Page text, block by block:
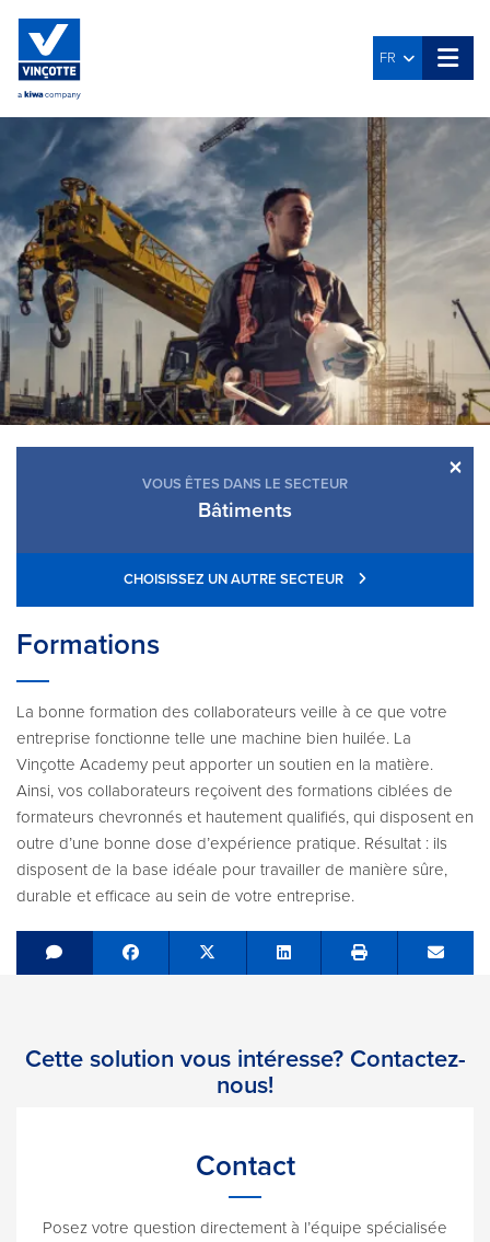
FR
×
VOUS ÊTES DANS LE SECTEUR
Bâtiments
CHOISISSEZ UN AUTRE SECTEUR
Formations
La bonne formation des collaborateurs veille à ce que votre
entreprise fonctionne telle une machine bien huilée. La
Vinçotte Academy peut apporter un soutien en la matière.
Ainsi, vos collaborateurs reçoivent des formations ciblées de
formateurs chevronnés et hautement qualifiés, qui disposent en
outre d’une bonne dose d’expérience pratique. Résultat : ils
disposent de la base idéale pour travailler de manière sûre,
durable et efficace au sein de votre entreprise.
Share on Facebook
Tweet Share on LinkedIn Send
Cette solution vous intéresse? Contactez-
nous!
Contact
Posez votre question directement à l’équipe spécialisée